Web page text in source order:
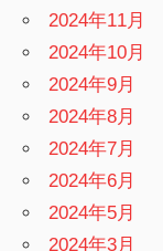
2024年11月
2024年10月
2024年9月
2024年8月
2024年7月
2024年6月
2024年5月
2024年3月